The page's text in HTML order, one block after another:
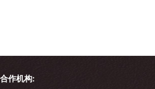
合作机构: